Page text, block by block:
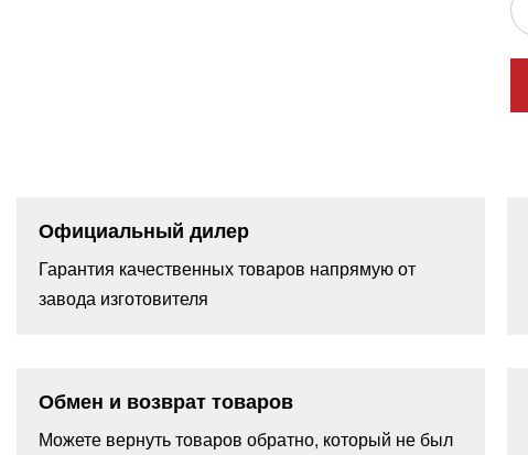
Официальный дилер
Гарантия качественных товаров напрямую от
завода изготовителя
Обмен и возврат товаров
Можете вернуть товаров обратно, который не был